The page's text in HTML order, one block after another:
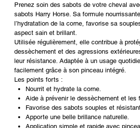
Prenez soin des sabots de votre cheval
sabots Harry Horse. Sa formule
l’hydratation de la corne, favorise sa
aspect sain et brillant.
Utilisée régulièrement, elle contribue à
dessèchement et des agressions
leur résistance. Adaptée à un usage
facilement grâce à son pinceau intégré.
Les points forts :
Nourrit et hydrate la corne.
Aide à prévenir le dessèchement et les
Favorise des sabots souples et
Apporte une belle brillance naturelle.
Application simple et rapide avec